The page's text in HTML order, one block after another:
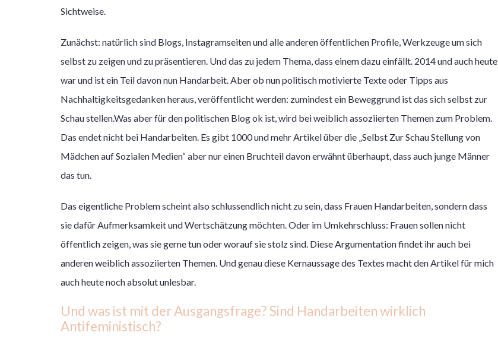
Sichtweise.
Zunächst: natürlich sind Blogs, Instagramseiten und alle anderen öffentlichen Profile, Werkzeuge um sich
selbst zu zeigen und zu präsentieren. Und das zu jedem Thema, dass einem dazu einfällt. 2014 und auch heute,
war und ist ein Teil davon nun Handarbeit. Aber ob nun politisch motivierte Texte oder Tipps aus
Nachhaltigkeitsgedanken heraus, veröffentlicht werden: zumindest ein Beweggrund ist das sich selbst zur
Schau stellen.Was aber für den politischen Blog ok ist, wird bei weiblich assoziierten Themen zum Problem.
Das endet nicht bei Handarbeiten. Es gibt 1000 und mehr Artikel über die „Selbst Zur Schau Stellung von
Mädchen auf Sozialen Medien“ aber nur einen Bruchteil davon erwähnt überhaupt, dass auch junge Männer
das tun.
Das eigentliche Problem scheint also schlussendlich nicht zu sein, dass Frauen Handarbeiten, sondern dass
sie dafür Aufmerksamkeit und Wertschätzung möchten. Oder im Umkehrschluss: Frauen sollen nicht
öffentlich zeigen, was sie gerne tun oder worauf sie stolz sind. Diese Argumentation findet ihr auch bei
anderen weiblich assoziierten Themen. Und genau diese Kernaussage des Textes macht den Artikel für mich
auch heute noch absolut unlesbar.
Und was ist mit der Ausgangsfrage? Sind Handarbeiten wirklich
Antifeministisch?